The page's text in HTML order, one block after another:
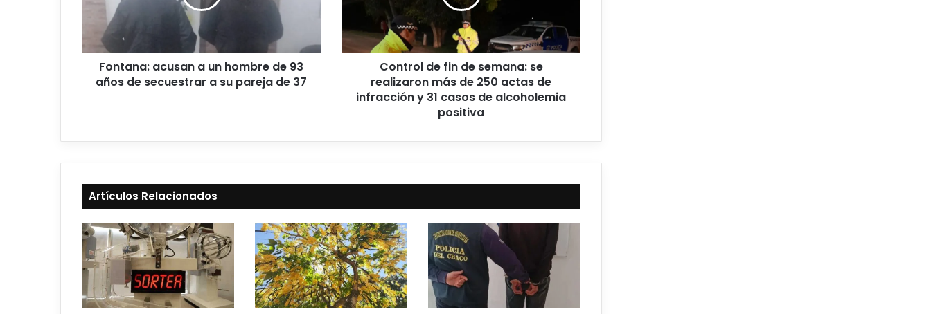
Fontana: acusan a un hombre de 93
años de secuestrar a su pareja de 37
Control de fin de semana: se
realizaron más de 250 actas de
infracción y 31 casos de alcoholemia
positiva
Artículos Relacionados